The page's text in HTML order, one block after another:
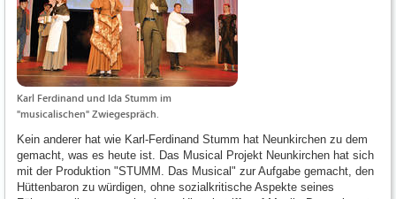
Karl Ferdinand und Ida Stumm im
"musicalischen" Zwiegespräch.
Kein anderer hat wie Karl-Ferdinand Stumm hat Neunkirchen zu dem
gemacht, was es heute ist. Das Musical Projekt Neunkirchen hat sich
mit der Produktion "STUMM. Das Musical" zur Aufgabe gemacht, den
Hüttenbaron zu würdigen, ohne sozialkritische Aspekte seines